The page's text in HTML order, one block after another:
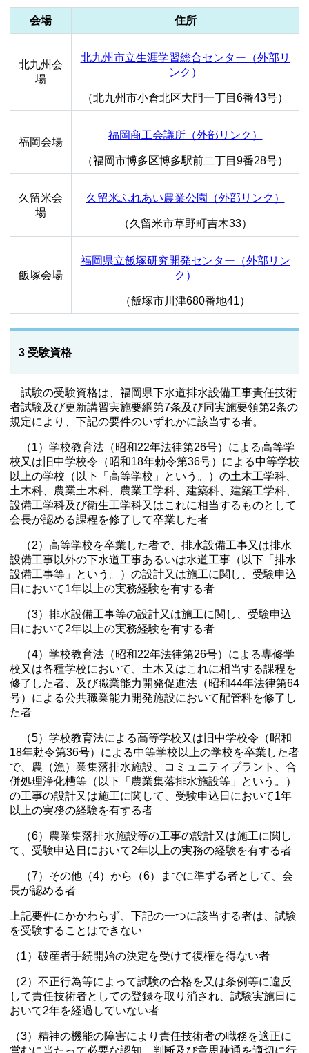
会場 住所
北九州会
場
北九州市立生涯学習総合センター（外部リ
ンク）
（北九州市小倉北区大門一丁目6番43号）
福岡会場
福岡商工会議所（外部リンク）
（福岡市博多区博多駅前二丁目9番28号）
久留米会
場
久留米ふれあい農業公園（外部リンク）
（久留米市草野町吉木33）
飯塚会場
福岡県立飯塚研究開発センター （外部リン
ク）
（飯塚市川津680番地41）
3 受験資格
試験の受験資格は、福岡県下水道排水設備工事責任技術
者試験及び更新講習実施要綱第7条及び同実施要領第2条の
規定により、下記の要件のいずれかに該当する者。
（1）学校教育法（昭和22年法律第26号）による高等学
校又は旧中学校令（昭和18年勅令第36号）による中等学校
以上の学校（以下「高等学校」という。）の土木工学科、
土木科、農業土木科、農業工学科、建築科、建築工学科、
設備工学科及び衛生工学科又はこれに相当するものとして
会長が認める課程を修了して卒業した者
（2）高等学校を卒業した者で、排水設備工事又は排水
設備工事以外の下水道工事あるいは水道工事（以下「排水
設備工事等」という。）の設計又は施工に関し、受験申込
日において1年以上の実務経験を有する者
（3）排水設備工事等の設計又は施工に関し、受験申込
日において2年以上の実務経験を有する者
（4）学校教育法（昭和22年法律第26号）による専修学
校又は各種学校において、土木又はこれに相当する課程を
修了した者、及び職業能力開発促進法（昭和44年法律第64
号）による公共職業能力開発施設において配管科を修了し
た者
（5）学校教育法による高等学校又は旧中学校令（昭和
18年勅令第36号）による中等学校以上の学校を卒業した者
で、農（漁）業集落排水施設、コミュニティプラント、合
併処理浄化槽等（以下「農業集落排水施設等」という。）
の工事の設計又は施工に関して、受験申込日において1年
以上の実務の経験を有する者
（6）農業集落排水施設等の工事の設計又は施工に関し
て、受験申込日において2年以上の実務の経験を有する者
（7）その他（4）から（6）までに準ずる者として、会
長が認める者
上記要件にかかわらず、下記の一つに該当する者は、試験
を受験することはできない
（1）破産者手続開始の決定を受けて復権を得ない者
（2）不正行為等によって試験の合格を又は条例等に違反
して責任技術者としての登録を取り消され、試験実施日に
おいて2年を経過していない者
（3）精神の機能の障害により責任技術者の職務を適正に